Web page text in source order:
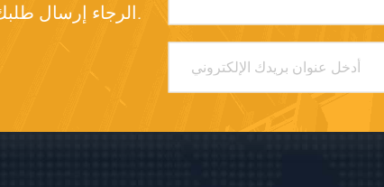
الرجاء إرسال طلبك إلينا وسنرد عليك في أقرب وقت ممكن.